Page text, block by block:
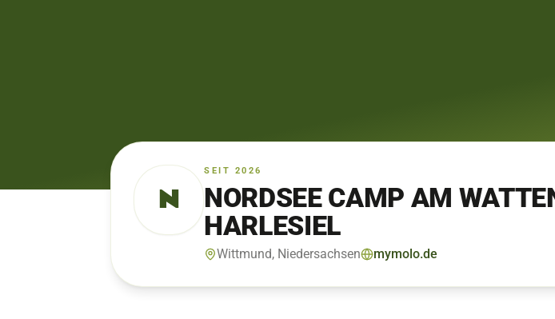
N
SEIT 2026
NORDSEE CAMP AM
HARLESIEL
Wittmund, Niedersachsen mymolo.de